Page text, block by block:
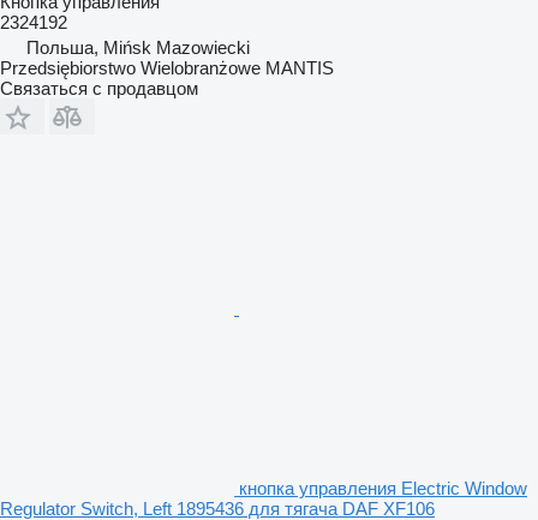
2324192
Польша, Mińsk Mazowiecki
Przedsiębiorstwo Wielobranżowe MANTIS
Связаться с продавцом
кнопка управления Electric Window
Regulator Switch, Left 1895436 для тягача DAF XF106